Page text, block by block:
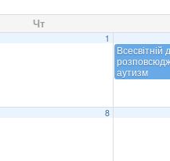
Чт
1
Всесвітній
аутизм
8